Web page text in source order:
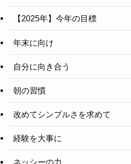
【2025年】今年の目標
年末に向け
自分に向き合う
朝の習慣
改めてシンプルさを求めて
経験を大事に